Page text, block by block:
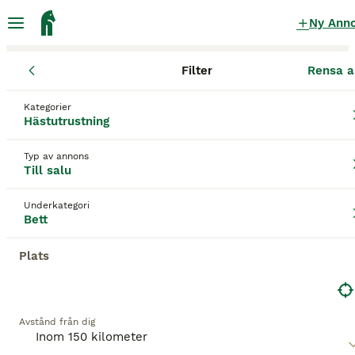
Ny
Filter Rensa
Kategorier
Hästutrustning
Typ av annons
Till salu
Underkategori
Bett
Plats
Avstånd från dig
Bett till salu i Ödsmål
Spara sökning